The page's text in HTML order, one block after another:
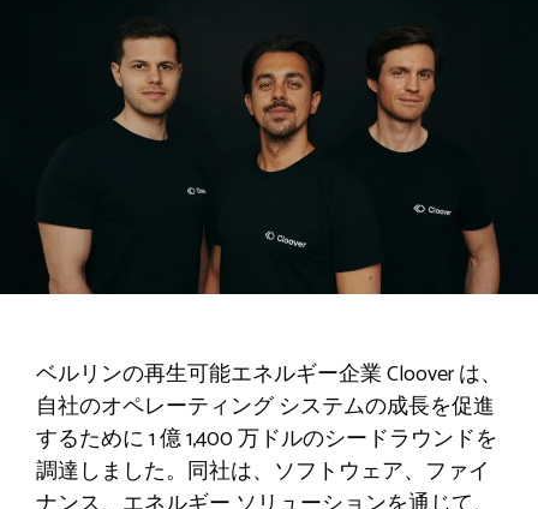
ベルリンの再生可能エネルギー企業 Cloover は、
自社のオペレーティング システムの成長を促進
するために 1 億 1,400 万ドルのシードラウンドを
調達しました。同社は、ソフトウェア、ファイ